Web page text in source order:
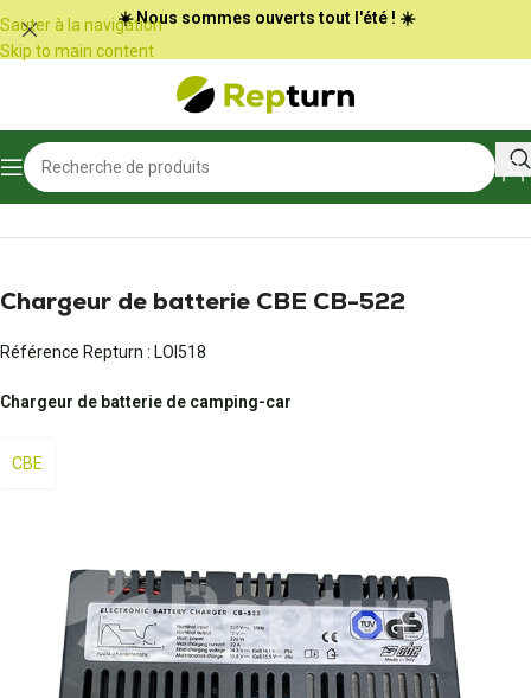
Panneau de gestion des cookies
Sauter à la navigation
Skip to main content
☀️ Nous sommes ouverts tout l'été ! ☀️
Accueil Bloc électrique et chargeur de batterie
Chargeur de batterie CBE CB-522
Référence Repturn : LOI518
Chargeur de batterie de camping-car
CBE